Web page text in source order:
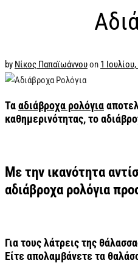
by Νίκος Παπαϊωάννουon 1
Τα αδιάβροχα ρολόγια
καθημερινότητας, το
Με την ικανότητα
αδιάβροχα ρολόγια
Για τους λάτρεις της
Είτε απολαμβάνετε τα